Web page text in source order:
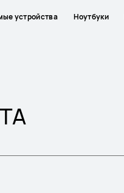
устройства Ноутбуки